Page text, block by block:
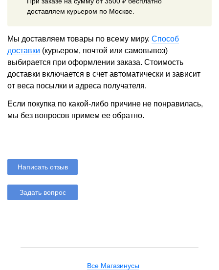
доставляем курьером по Москве.
Мы доставляем товары по всему миру. Способ
доставки (курьером, почтой или самовывоз)
выбирается при оформлении заказа. Стоимость
доставки включается в счет автоматически и зависит
от веса посылки и адреса получателя.
Если покупка по какой-либо причине не понравилась,
мы без вопросов примем ее обратно.
Написать отзыв
Задать вопрос
Все Магазинусы